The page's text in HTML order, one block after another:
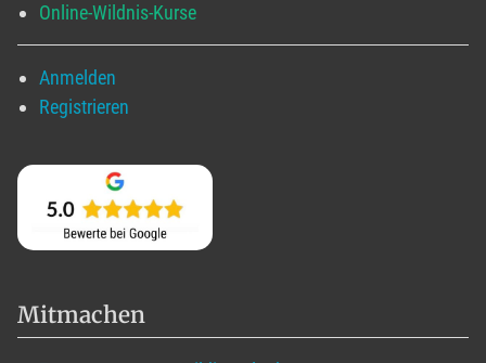
Online-Wildnis-Kurse
Anmelden
Registrieren
Mitmachen